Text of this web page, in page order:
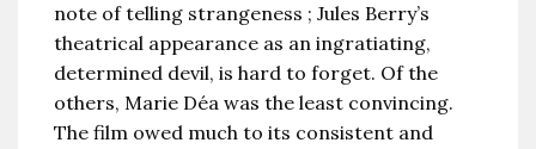
note of telling strangeness ; Jules Berry’s
theatrical appearance as an ingratiating,
determined devil, is hard to forget. Of the
others, Marie Déa was the least convincing.
The film owed much to its consistent and